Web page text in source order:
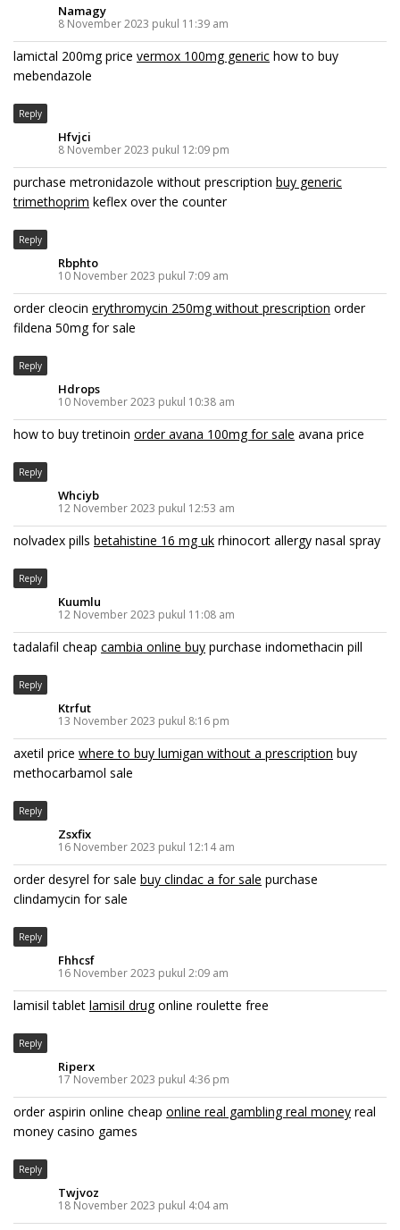
Namagy
8 November 2023 pukul 11:39 am
lamictal 200mg price vermox 100mg generic how to buy
mebendazole
Reply
Hfvjci
8 November 2023 pukul 12:09 pm
purchase metronidazole without prescription buy generic
trimethoprim keflex over the counter
Reply
Rbphto
10 November 2023 pukul 7:09 am
order cleocin erythromycin 250mg without prescription order
fildena 50mg for sale
Reply
Hdrops
10 November 2023 pukul 10:38 am
how to buy tretinoin order avana 100mg for sale avana price
Reply
Whciyb
12 November 2023 pukul 12:53 am
nolvadex pills betahistine 16 mg uk rhinocort allergy nasal spray
Reply
Kuumlu
12 November 2023 pukul 11:08 am
tadalafil cheap cambia online buy purchase indomethacin pill
Reply
Ktrfut
13 November 2023 pukul 8:16 pm
axetil price where to buy lumigan without a prescription buy
methocarbamol sale
Reply
Zsxfix
16 November 2023 pukul 12:14 am
order desyrel for sale buy clindac a for sale purchase
clindamycin for sale
Reply
Fhhcsf
16 November 2023 pukul 2:09 am
lamisil tablet lamisil drugonline roulette free
Reply
Riperx
17 November 2023 pukul 4:36 pm
order aspirin online cheap online real gambling real money real
money casino games
Reply
Twjvoz
18 November 2023 pukul 4:04 am